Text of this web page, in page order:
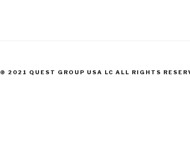
© 2021 QUEST GROUP USA LC ALL RIGHTS